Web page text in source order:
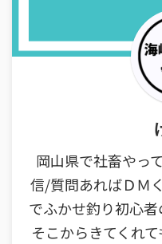
岡山県で社畜やっ
信/質問あればＤＭ
でふかせ釣り初心
そこからきてくれ